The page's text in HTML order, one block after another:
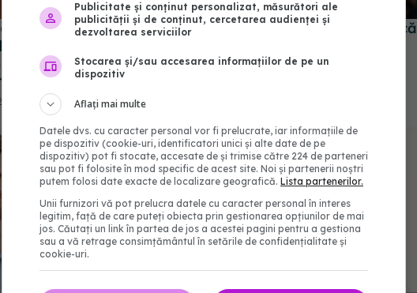
estetică și
zâmbetului: Cum un
frumos îți poate schimba
09:51
Cum să îți îngrijești dinții dacă
respirația urăt mirositoare
Publicitate și conținut personalizat, măsurători ale
publicității și de conținut, cercetarea audienței și
dezvoltarea serviciilor
Stocarea și/sau accesarea informațiilor de pe un
dispozitiv
Aflați mai multe
Datele dvs. cu caracter personal vor fi prelucrate, iar informațiile de
pe dispozitiv (cookie-uri, identificatori unici și alte date de pe
dispozitiv) pot fi stocate, accesate de și trimise către 224 de parteneri
sau pot fi folosite în mod specific de acest site. Noi și partenerii noștri
putem folosi date exacte de localizare geografică. Lista partenerilor.
Unii furnizori vă pot prelucra datele cu caracter personal în interes
legitim, față de care puteți obiecta prin gestionarea opțiunilor de mai
jos. Căutați un link în partea de jos a acestei pagini pentru a gestiona
sau a vă retrage consimțământul în setările de confidențialitate și
cookie-uri.